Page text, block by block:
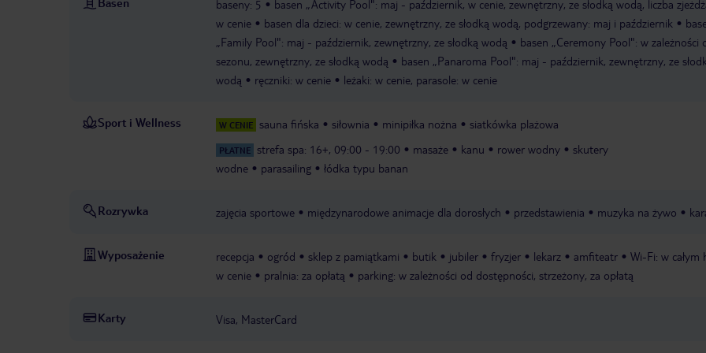
baseny: 5
basen „Activity Pool": maj - październik, w cenie, zewnętrzny, ze słodką wodą, liczba
w cenie
basen dla dzieci: w cenie, zewnętrzny, ze słodką wodą, podgrzewany: maj i październik
„Family Pool": maj - październik, zewnętrzny, ze słodką wodą
basen „Ceremony Pool": w zależności
sezonu, zewnętrzny, ze słodką wodą
basen „Panaroma Pool": maj - październik, zewnętrzny, ze
wodą
ręczniki: w cenie leżaki: w cenie, parasole: w cenie
Sport i Wellness W CENIE sauna fińska siłownia minipiłka nożna siatkówka plażowa
PŁATNE strefa spa: 16+, 09:00 - 19:00 masaże kanu rower wodny
skutery
wodne
parasailing łódka typu banan
Rozrywka zajęcia sportowe międzynarodowe animacje dla dorosłych przedstawienia muzyka na żywo
Wyposażenie recepcja ogród sklep z pamiątkami butik jubiler fryzjer lekarz amfiteatr
Wi-Fi: w całym
w cenie
pralnia: za opłatą parking: w zależności od dostępności, strzeżony, za opłatą
Karty Visa, MasterCard